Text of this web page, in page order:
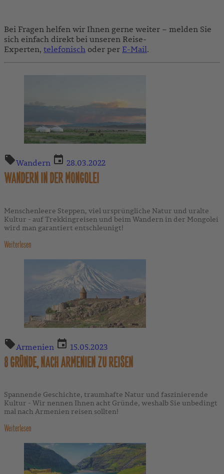
Bei Fragen helfen wir Ihnen gerne weiter – melden Sie
sich einfach direkt bei unseren Reise-
Experten, telefonisch oder per E-Mail.
Wandern 28.03.2022
WANDERN IN DER MONGOLEI
Menschenleere Steppen, viel ursprüngliche Natur und uralte
Kultur - auf Trekkingreisen und beim Wandern in der Mongolei
wird man garantiert entschleunigt!
Weiterlesen
Armenien 15.05.2023
8 GRÜNDE, NACH ARMENIEN ZU REISEN
Spannende Geschichte, traumhafte Natur und faszinierende
Kultur - Wir nennen Ihnen acht Gründe, weshalb Sie unbedingt
mal nach Armenien reisen sollten!
Weiterlesen